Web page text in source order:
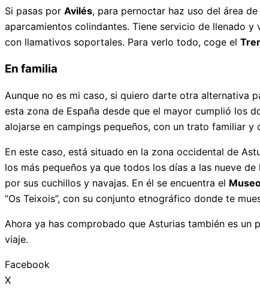
Si pasas por Avilés, para pernoctar haz uso del área
aparcamientos colindantes. Tiene servicio de llenado
con llamativos soportales. Para verlo todo, coge el
En familia
Aunque no es mi caso, si quiero darte otra alternativa
esta zona de España desde que el mayor cumplió los
alojarse en campings pequeños, con un trato familiar y
En este caso, está situado en la zona occidental de
los más pequeños ya que todos los días a las nueve
por sus cuchillos y navajas. En él se encuentra el
“Os Teixois”, con su conjunto etnográfico donde te
Ahora ya has comprobado que Asturias también es un
viaje.
Facebook
X